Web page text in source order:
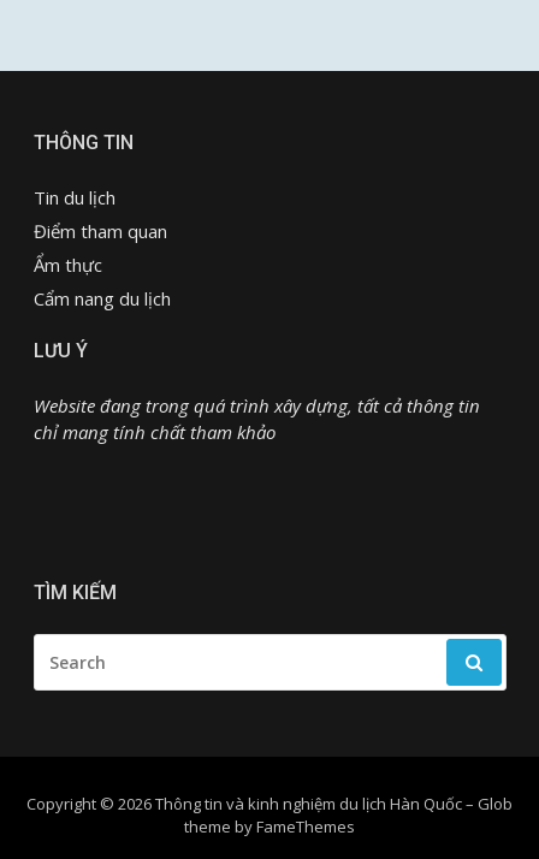
THÔNG TIN
Tin du lịch
Điểm tham quan
Ẩm thực
Cẩm nang du lịch
LƯU Ý
Website đang trong quá trình xây dựng, tất cả thông tin
chỉ mang tính chất tham khảo
TÌM KIẾM
FOR:
Copyright © 2026 Thông tin và kinh nghiệm du lịch Hàn Quốc– Glob
theme byFameThemes